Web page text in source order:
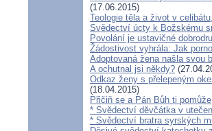
(17.06.2015)
Teologie těla a život v
Svědectví úcty k Božskému
Povolání je ustavičné
Žádostivost vyhrála: Jak
Adoptovaná žena našla svou
A ochutnal jsi někdy?
Odkaz ženy s přelepeným
(18.04.2015)
Přičiň se a Pán Bůh ti pomůže
* Svědectví děvčátka v
* Svědectví bratra syrských